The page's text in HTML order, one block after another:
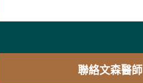
聯絡文森醫師